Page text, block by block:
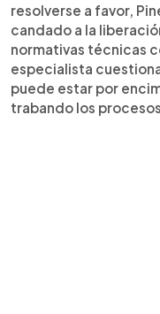
resolverse a favor,
candado a la
normativas técnicas
especialista
puede estar por
trabando los